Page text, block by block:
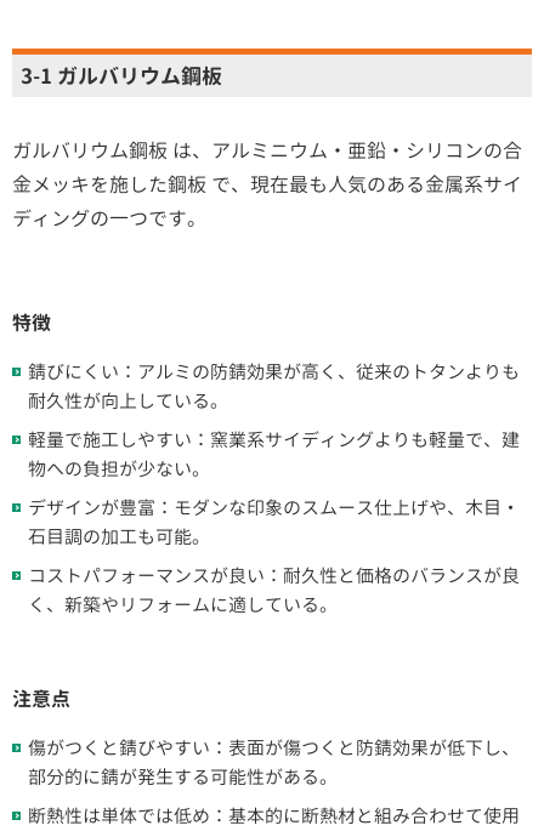
3-1 ガルバリウム鋼板
ガルバリウム鋼板 は、アルミニウム・亜鉛・シリコンの合
金メッキを施した鋼板 で、現在最も人気のある金属系サイ
ディングの一つです。
特徴
錆びにくい：アルミの防錆効果が高く、従来のトタンよりも
耐久性が向上している。
軽量で施工しやすい：窯業系サイディングよりも軽量で、建
物への負担が少ない。
デザインが豊富：モダンな印象のスムース仕上げや、木目・
石目調の加工も可能。
コストパフォーマンスが良い：耐久性と価格のバランスが良
く、新築やリフォームに適している。
注意点
傷がつくと錆びやすい：表面が傷つくと防錆効果が低下し、
部分的に錆が発生する可能性がある。
断熱性は単体では低め：基本的に断熱材と組み合わせて使用